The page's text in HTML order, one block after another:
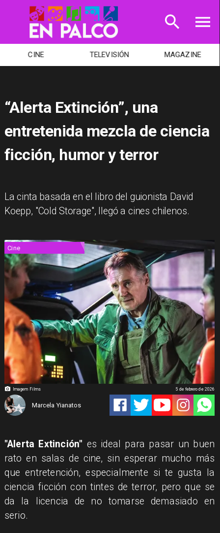
TELEVISIÓN MAGAZINE TEATRO
“Alerta Extinción”, una
entretenida mezcla de ciencia
ficción, humor y terror
La cinta basada en el libro del guionista David
Koepp, "Cold Storage", llegó a cines chilenos.
Imagem Films
Cine
Marcela Yianatos
5 de febrero de 2026
"Alerta Extinción" es ideal para pasar un buen
rato en salas de cine, sin esperar mucho más
que entretención, especialmente si te gusta la
ciencia ficción con tintes de terror, pero que se
da la licencia de no tomarse demasiado en
serio.